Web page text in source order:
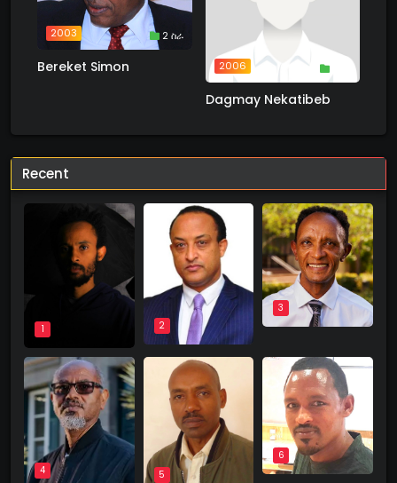
2003 2 ስራ
Bereket Simon 2006
Dagmay Nekatibeb
Recent
1 2
3
4 5
6